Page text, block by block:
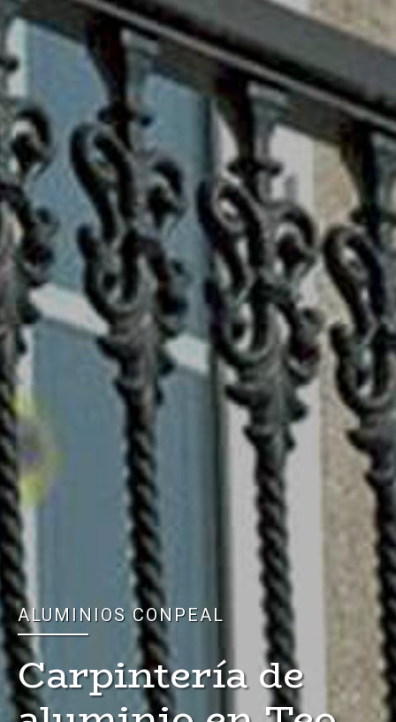
ALUMINIOS CONPEAL
Carpintería de